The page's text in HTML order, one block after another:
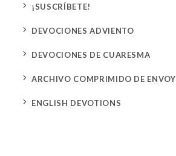
5 ¡SUSCRÍBETE!
5 DEVOCIONES ADVIENTO
5 DEVOCIONES DE CUARESMA
5 ARCHIVO COMPRIMIDO DE ENVOY
5 ENGLISH DEVOTIONS